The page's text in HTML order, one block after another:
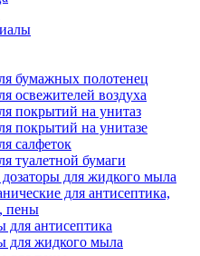
бумажных полотенец
освежителей воздуха
покрытий на унитаз
покрытий на унитазе
салфеток
туалетной бумаги
для жидкого мыла
для антисептика,
пены
для антисептика
для жидкого мыла